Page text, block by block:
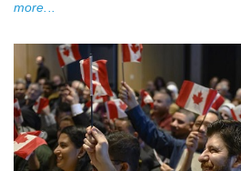
more...